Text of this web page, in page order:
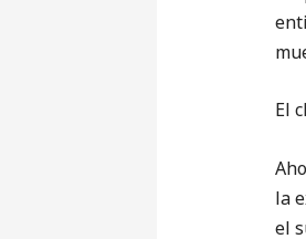
El
la
el